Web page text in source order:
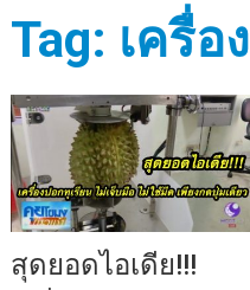
Tag: เครื่อ
สุดยอดไอเดีย!!!